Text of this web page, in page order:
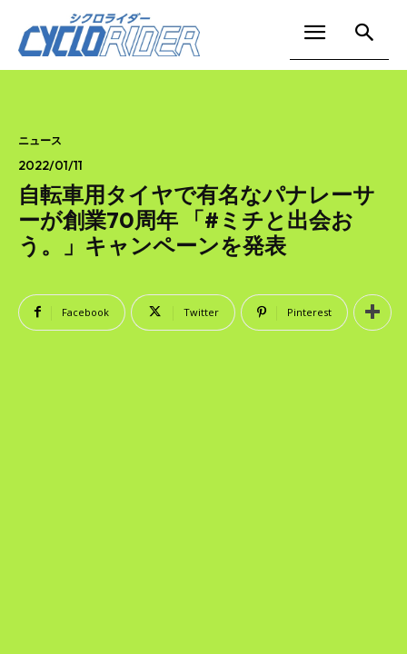
ニュース
2022/01/11
自転車用タイヤで有名なパナレーサ
ーが創業70周年 「#ミチと出会お
う。」キャンペーンを発表
Facebook Twitter Pinterest